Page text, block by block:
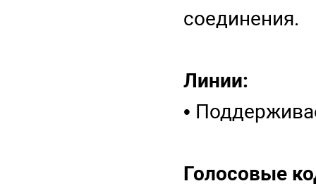
соединения.
Линии:
•
Голосовые